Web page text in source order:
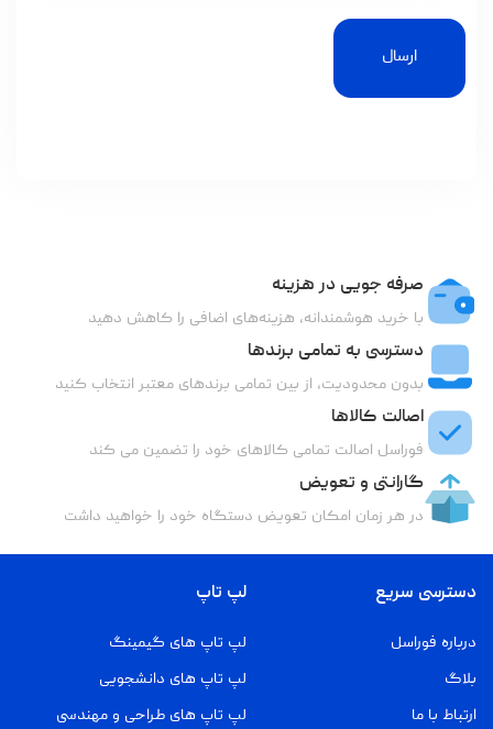
ارسال
صرفه جویی در هزینه
با خرید هوشمندانه، هزینه‌های اضافی را کاهش دهید
دسترسی به تمامی برندها
بدون محدودیت، از بین تمامی برندهای معتبر انتخاب کنید
اصالت کالاها
فوراسل اصالت تمامی کالاهای خود را تضمین می کند
گارانتی و تعویض
در هر زمان امکان تعویض دستگاه خود را خواهید داشت
دسترسی سریع
درباره فوراسل
بلاگ
ارتباط با ما
لپ تاپ
لپ تاپ های گیمینگ
لپ تاپ های دانشجویی
لپ تاپ های طراحی و مهندسی